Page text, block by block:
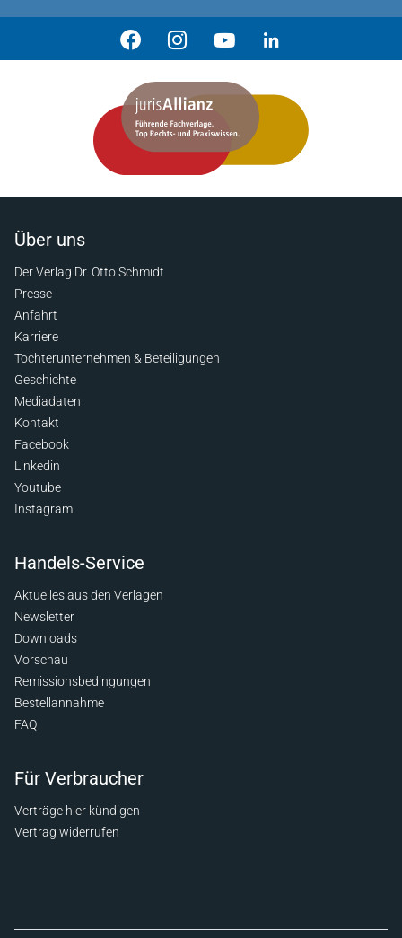
Über uns
Der Verlag Dr. Otto Schmidt
Presse
Anfahrt
Karriere
Tochterunternehmen & Beteiligungen
Geschichte
Mediadaten
Kontakt
Facebook
Linkedin
Youtube
Instagram
Handels-Service
Aktuelles aus den Verlagen
Newsletter
Downloads
Vorschau
Remissionsbedingungen
Bestellannahme
FAQ
Für Verbraucher
Verträge hier kündigen
Vertrag widerrufen